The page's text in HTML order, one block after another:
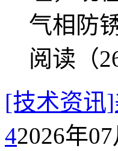
气相防
阅读（
[技术资讯
42026年